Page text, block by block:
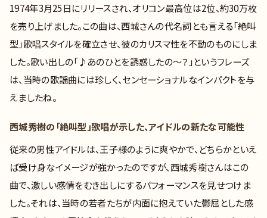
1974年3月25日にリリースされ、オリコン最高位は2位、約30万枚
を売り上げました。この曲は、西城さんの代名詞とも言える「絶叫
型」歌唱スタイルを確立させ、彼のカリスマ性を不動のものにしま
した。歌い出しの「♪あのひとを誘惑したの〜？」というフレーズ
は、当時の歌謡曲には珍しく、センセーショナルなインパクトを与
えましたね。
西城秀樹の「絶叫型」歌唱が示した、アイドルの新たな可能性
従来の男性アイドルは、王子様のように爽やかで、どちらかといえ
ば受け身なイメージが強かったのですが、西城秀樹さんはこの
曲で、激しい感情をむき出しにするパフォーマンスを見せつけま
した。それは、当時の若者たちが内面に抱えていた鬱屈とした感